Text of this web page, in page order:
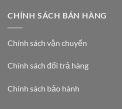
CHÍNH SÁCH BÁN HÀNG
Chính sách vận chuyển
Chính sách đổi trả hàng
Chính sách bảo hành